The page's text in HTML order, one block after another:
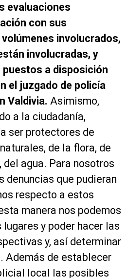
evaluaciones
con sus
involucrados,
involucradas, y
puestos a disposición
el juzgado de policía
Valdivia. Asimismo,
a la ciudadanía,
ser protectores de
de la flora, de
del agua. Para nosotros
denuncias que pudieran
respecto a estos
manera nos podemos
y poder hacer las
y, así determinar
Además de establecer
local las posibles